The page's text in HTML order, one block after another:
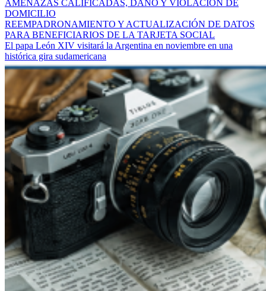
AMENAZAS CALIFICADAS, DAÑO Y VIOLACIÓN DE
DOMICILIO
REEMPADRONAMIENTO Y ACTUALIZACIÓN DE DATOS
PARA BENEFICIARIOS DE LA TARJETA SOCIAL
El papa León XIV visitará la Argentina en noviembre en una
histórica gira sudamericana